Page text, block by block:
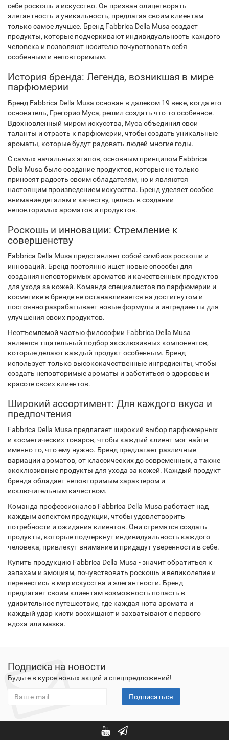
себе роскошь и искусство. Он призван олицетворять
элегантность и уникальность, предлагая своим клиентам
только самое лучшее. Бренд Fabbrica Della Musa создает
продукты, которые подчеркивают индивидуальность каждого
человека и позволяют носителю почувствовать себя
особенным и неповторимым.
История бренда: Легенда, возникшая в мире
парфюмерии
Бренд Fabbrica Della Musa основан в далеком 19 веке, когда его
основатель, Грегорио Муса, решил создать что-то особенное.
Вдохновленный миром искусства, Муса объединил свои
таланты и страсть к парфюмерии, чтобы создать уникальные
ароматы, которые будут радовать людей многие годы.
С самых начальных этапов, основным принципом Fabbrica
Della Musa было создание продуктов, которые не только
приносят радость своим обладателям, но и являются
настоящим произведением искусства. Бренд уделяет особое
внимание деталям и качеству, целясь в создании
неповторимых ароматов и продуктов.
Роскошь и инновации: Стремление к
совершенству
Fabbrica Della Musa представляет собой симбиоз роскоши и
инноваций. Бренд постоянно ищет новые способы для
создания неповторимых ароматов и качественных продуктов
для ухода за кожей. Команда специалистов по парфюмерии и
косметике в бренде не останавливается на достигнутом и
постоянно разрабатывает новые формулы и ингредиенты для
улучшения своих продуктов.
Неотъемлемой частью философии Fabbrica Della Musa
является тщательный подбор эксклюзивных компонентов,
которые делают каждый продукт особенным. Бренд
использует только высококачественные ингредиенты, чтобы
создать неповторимые ароматы и заботиться о здоровье и
красоте своих клиентов.
Широкий ассортимент: Для каждого вкуса и
предпочтения
Fabbrica Della Musa предлагает широкий выбор парфюмерных
и косметических товаров, чтобы каждый клиент мог найти
именно то, что ему нужно. Бренд предлагает различные
вариации ароматов, от классических до современных, а также
эксклюзивные продукты для ухода за кожей. Каждый продукт
бренда обладает неповторимым характером и
исключительным качеством.
Команда профессионалов Fabbrica Della Musa работает над
каждым аспектом продукции, чтобы удовлетворить
потребности и ожидания клиентов. Они стремятся создать
продукты, которые подчеркнут индивидуальность каждого
человека, привлекут внимание и придадут уверенности в себе.
Купить продукцию Fabbrica Della Musa - значит обратиться к
запахам и эмоциям, почувствовать роскошь и великолепие и
перенестись в мир искусства и элегантности. Бренд
предлагает своим клиентам возможность попасть в
удивительное путешествие, где каждая нота аромата и
каждый удар кисти восхищают и захватывают с первого
вдоха или мазка.
Подписка на новости
Будьте в курсе новых акций и спецпредложений!
Подписаться